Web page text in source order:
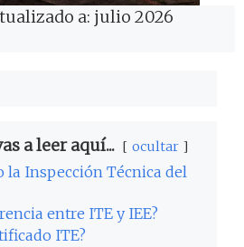
a: julio 2026
a leer aquí... ocultar
la Inspección Técnica del
entre ITE y IEE?
ITE?